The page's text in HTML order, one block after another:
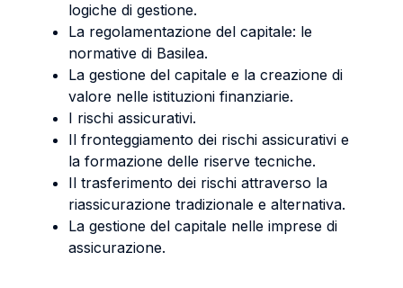
logiche di gestione.
La regolamentazione del capitale: le
normative di Basilea.
La gestione del capitale e la creazione di
valore nelle istituzioni finanziarie.
I rischi assicurativi.
Il fronteggiamento dei rischi assicurativi e
la formazione delle riserve tecniche.
Il trasferimento dei rischi attraverso la
riassicurazione tradizionale e alternativa.
La gestione del capitale nelle imprese di
assicurazione.